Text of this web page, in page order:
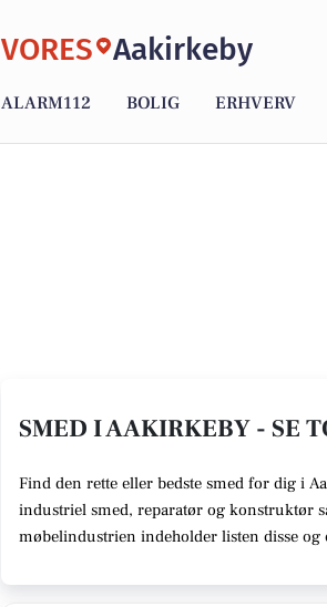
VORES Aakirkeby
ALARM112 BOLIG ERHVERV
SMED I AAKIRKEBY - SE
Find den rette eller bedste smed for dig i
industriel smed, reparatør og konstruktør
møbelindustrien indeholder listen disse og